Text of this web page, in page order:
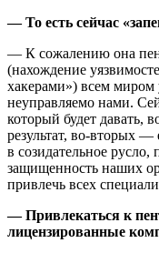
— То есть сейчас
— К сожалению она
(нахождение
хакерами») всем
неуправляемо нами.
который будет давать,
результат, во-вторых —
в созидательное
защищенность наших
привлечь всех
— Привлекаться к
лицензированные